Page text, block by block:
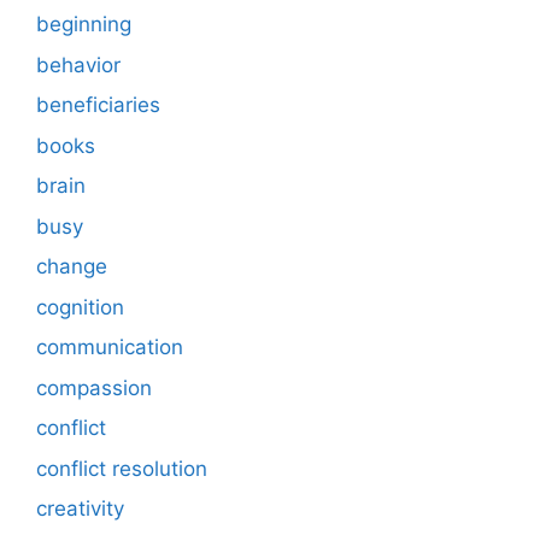
beginning
behavior
beneficiaries
books
brain
busy
change
cognition
communication
compassion
conflict
conflict resolution
creativity